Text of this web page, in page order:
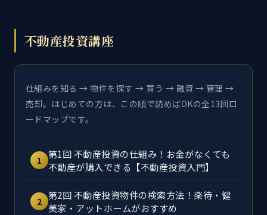
不動産投資講座
仕組みを知る → 物件を探す → 買う → 融資 → 管理 →
売却。はじめての方は、この順で読めばOKの全13回ロ
ードマップです。
1 第1回 不動産投資の仕組み！お金がなくても
不動産が購入できる【不動産投資入門】
2 第2回 不動産投資物件の検索方法！楽待・健
美家・アットホームがおすすめ